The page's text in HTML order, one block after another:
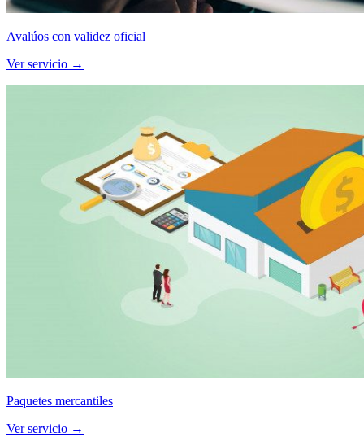
Avalúos con validez oficial
Ver servicio →
Paquetes mercantiles
Ver servicio →